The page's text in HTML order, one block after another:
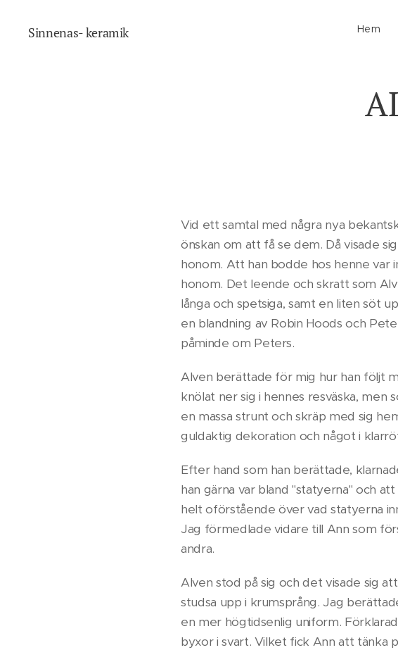
Sinnenas- keramik Hem
Vid ett samtal med några nya
önskan om att få se dem. Då visade
honom. Att han bodde hos henne
honom. Det leende och skratt som
långa och spetsiga, samt en liten söt
en blandning av Robin Hoods och
påminde om Peters.
Alven berättade för mig hur han följt
knölat ner sig i hennes resväska, men
en massa strunt och skräp med sig
guldaktig dekoration och något i
Efter hand som han berättade,
han gärna var bland "statyerna" och
helt oförstående över vad statyerna
Jag förmedlade vidare till Ann som
andra.
Alven stod på sig och det visade sig
studsa upp i krumsprång. Jag
en mer högtidsenlig uniform.
byxor i svart. Vilket fick Ann att tänka